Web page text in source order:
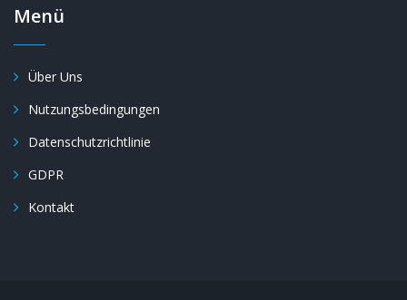
Menü
Über Uns
Nutzungsbedingungen
Datenschutzrichtlinie
GDPR
Kontakt